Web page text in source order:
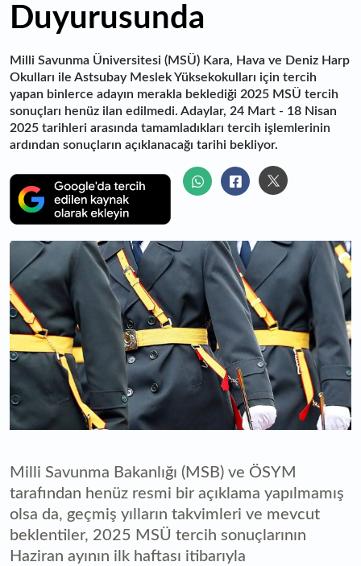
Duyurusunda
Milli Savunma Üniversitesi (MSÜ) Kara, Hava ve Deniz Harp
Okulları ile Astsubay Meslek Yüksekokulları için tercih
yapan binlerce adayın merakla beklediği 2025 MSÜ tercih
sonuçları henüz ilan edilmedi. Adaylar, 24 Mart - 18 Nisan
2025 tarihleri arasında tamamladıkları tercih işlemlerinin
ardından sonuçların açıklanacağı tarihi bekliyor.
Milli Savunma Bakanlığı (MSB) ve ÖSYM
tarafından henüz resmi bir açıklama yapılmamış
olsa da, geçmiş yılların takvimleri ve mevcut
beklentiler, 2025 MSÜ tercih sonuçlarının
Haziran ayının ilk haftası itibarıyla